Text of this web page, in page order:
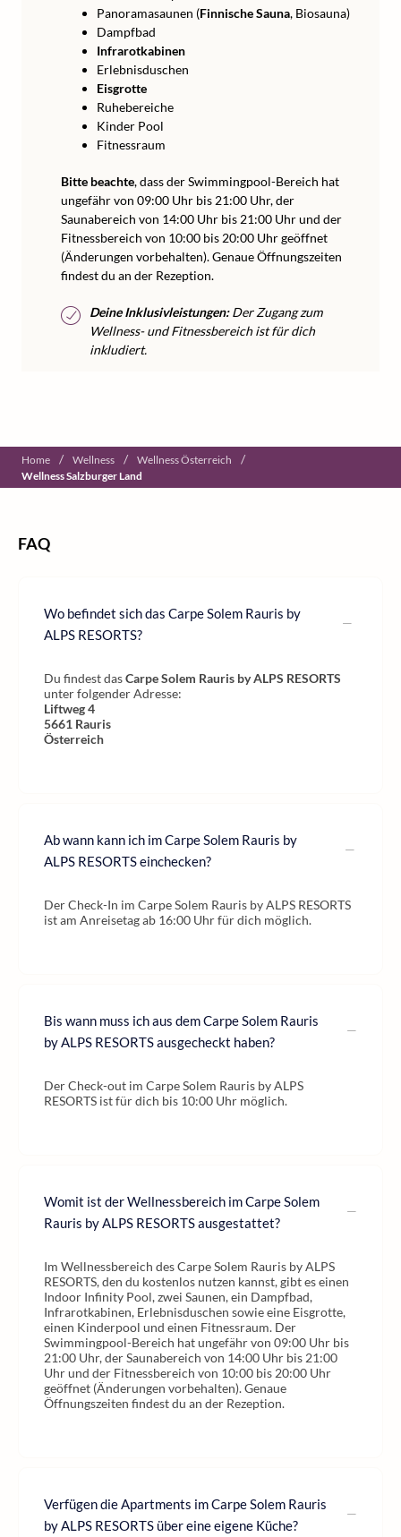
Panoramasaunen (Finnische Sauna, Biosauna)
Dampfbad
Infrarotkabinen
Erlebnisduschen
Eisgrotte
Ruhebereiche
Kinder Pool
Fitnessraum
Bitte beachte, dass der Swimmingpool-Bereich hat
ungefähr von 09:00 Uhr bis 21:00 Uhr, der
Saunabereich von 14:00 Uhr bis 21:00 Uhr und der
Fitnessbereich von 10:00 bis 20:00 Uhr geöffnet
(Änderungen vorbehalten). Genaue Öffnungszeiten
findest du an der Rezeption.
Deine Inklusivleistungen:Der Zugang zum
Wellness- und Fitnessbereich ist für dich
inkludiert.
Home / Wellness / Wellness Österreich /
Wellness Salzburger Land
FAQ
Wo befindet sich das Carpe Solem Rauris by
ALPS RESORTS?
Du findest dasCarpe Solem Rauris by ALPS RESORTS
unter folgender Adresse:
Liftweg 4
5661 Rauris
Österreich
Ab wann kann ich im Carpe Solem Rauris by
ALPS RESORTS einchecken?
Der Check-In im Carpe Solem Rauris by ALPS RESORTS
ist am Anreisetag ab 16:00 Uhr für dich möglich.
Bis wann muss ich aus dem Carpe Solem Rauris
by ALPS RESORTS ausgecheckt haben?
Der Check-out im Carpe Solem Rauris by ALPS
RESORTS ist für dich bis 10:00 Uhr möglich.
Womit ist der Wellnessbereich im Carpe Solem
Rauris by ALPS RESORTS ausgestattet?
Im Wellnessbereich des Carpe Solem Rauris by ALPS
RESORTS, den du kostenlos nutzen kannst, gibt es einen
Indoor Infinity Pool, zwei Saunen, ein Dampfbad,
Infrarotkabinen, Erlebnisduschen sowie eine Eisgrotte,
einen Kinderpool und einen Fitnessraum. Der
Swimmingpool-Bereich hat ungefähr von 09:00 Uhr bis
21:00 Uhr, der Saunabereich von 14:00 Uhr bis 21:00
Uhr und der Fitnessbereich von 10:00 bis 20:00 Uhr
geöffnet (Änderungen vorbehalten). Genaue
Öffnungszeiten findest du an der Rezeption.
Verfügen die Apartments im Carpe Solem Rauris
by ALPS RESORTS über eine eigene Küche?